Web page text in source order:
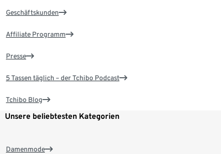
Geschäftskunden
Affiliate Programm
Presse
5 Tassen täglich – der Tchibo Podcast
Tchibo Blog
Unsere beliebtesten Kategorien
Damenmode